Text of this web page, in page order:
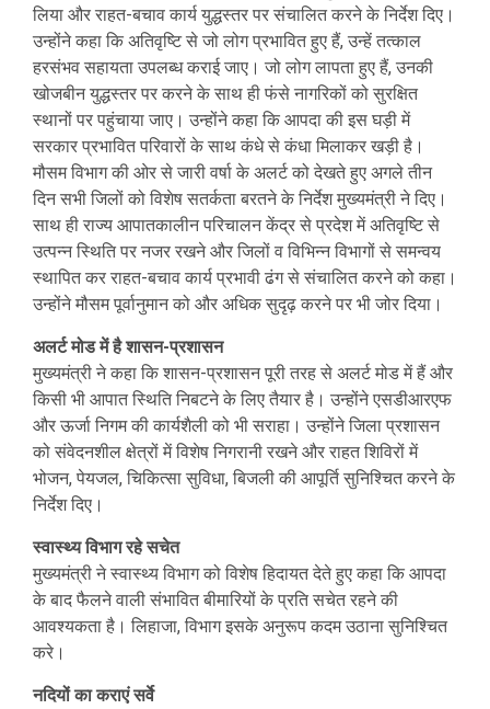
लिया और राहत-बचाव कार्य युद्धस्तर पर संचालित करने के निर्देश दिए।
उन्होंने कहा कि अतिवृष्टि से जो लोग प्रभावित हुए हैं, उन्हें तत्काल
हरसंभव सहायता उपलब्ध कराई जाए। जो लोग लापता हुए हैं, उनकी
खोजबीन युद्धस्तर पर करने के साथ ही फंसे नागरिकों को सुरक्षित
स्थानों पर पहुंचाया जाए। उन्होंने कहा कि आपदा की इस घड़ी में
सरकार प्रभावित परिवारों के साथ कंधे से कंधा मिलाकर खड़ी है।
मौसम विभाग की ओर से जारी वर्षा के अलर्ट को देखते हुए अगले तीन
दिन सभी जिलों को विशेष सतर्कता बरतने के निर्देश मुख्यमंत्री ने दिए।
साथ ही राज्य आपातकालीन परिचालन केंद्र से प्रदेश में अतिवृष्टि से
उत्पन्न स्थिति पर नजर रखने और जिलों व विभिन्न विभागों से समन्वय
स्थापित कर राहत-बचाव कार्य प्रभावी ढंग से संचालित करने को कहा।
उन्होंने मौसम पूर्वानुमान को और अधिक सुदृढ़ करने पर भी जोर दिया।
अलर्ट मोड में है शासन-प्रशासन
मुख्यमंत्री ने कहा कि शासन-प्रशासन पूरी तरह से अलर्ट मोड में हैं और
किसी भी आपात स्थिति निबटने के लिए तैयार है। उन्होंने एसडीआरएफ
और ऊर्जा निगम की कार्यशैली को भी सराहा। उन्होंने जिला प्रशासन
को संवेदनशील क्षेत्रों में विशेष निगरानी रखने और राहत शिविरों में
भोजन, पेयजल, चिकित्सा सुविधा, बिजली की आपूर्ति सुनिश्चित करने के
निर्देश दिए।
स्वास्थ्य विभाग रहे सचेत
मुख्यमंत्री ने स्वास्थ्य विभाग को विशेष हिदायत देते हुए कहा कि आपदा
के बाद फैलने वाली संभावित बीमारियों के प्रति सचेत रहने की
आवश्यकता है। लिहाजा, विभाग इसके अनुरूप कदम उठाना सुनिश्चित
करे।
नदियों का कराएं सर्वे